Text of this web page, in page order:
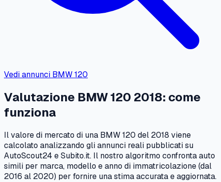
Vedi annunci BMW120
Valutazione BMW120 2018: come
funziona
Il valore di mercato di una BMW120 del 2018 viene
calcolato analizzando gli annunci reali pubblicati su
AutoScout24 e Subito.it. Il nostro algoritmo confronta auto
simili per marca, modello e anno di immatricolazione (dal
2016 al 2020) per fornire una stima accurata e aggiornata.